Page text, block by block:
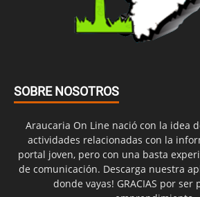
SOBRE NOSOTROS
Araucaria On Line nació con la idea
actividades relacionadas con la
portal joven, pero con una basta
de comunicación. Descarga nuestra
donde vayas! GRACIAS por ser